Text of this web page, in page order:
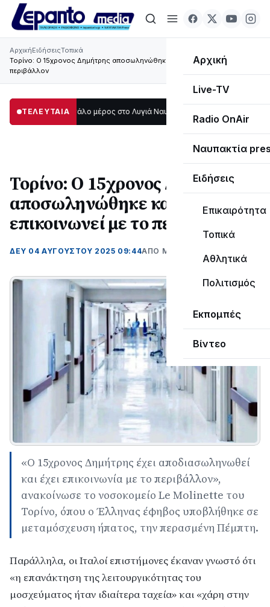
Αρχική
Live-TV
Radio OnAir
Ναυπακτία
Ειδήσεις
Επικαιρότητα
Τοπικά
Αθλητικά
Πολιτισμός
Εκπομπές
Βίντεο
ΑρχικήΕιδήσειςΤοπικά
Τορίνο: Ο 15χρονος Δημήτρης αποσωληνώθηκε και επικοινωνεί με το
περιβάλλον
ΤΕΛΕΥΤΑΙΑ
μεγάλο μέρος στο Λυγιά Ναυπάκτου12:08
Τορίνο: Ο 15χρονος Δημήτρης
αποσωληνώθηκε και
επικοινωνεί με το περιβάλλον
ΔΕΥ 04 ΑΥΓΟΎΣΤΟΥ 2025 09:44ΑΠΌ ΜΑΝΤΩ ΚΑΠΕΝΤΖΩΝΗ
«Ο 15χρονος Δημήτρης έχει αποδιασωληνωθεί
και έχει επικοινωνία με το περιβάλλον»,
ανακοίνωσε το νοσοκομείο Le Molinette του
Τορίνο, όπου ο Έλληνας έφηβος υποβλήθηκε σε
μεταμόσχευση ήπατος, την περασμένη Πέμπτη.
Παράλληλα, οι Ιταλοί επιστήμονες έκαναν γνωστό ότι
«η επανάκτηση της λειτουργικότητας του
μοσχεύματος ήταν ιδιαίτερα ταχεία» και «χάρη στην